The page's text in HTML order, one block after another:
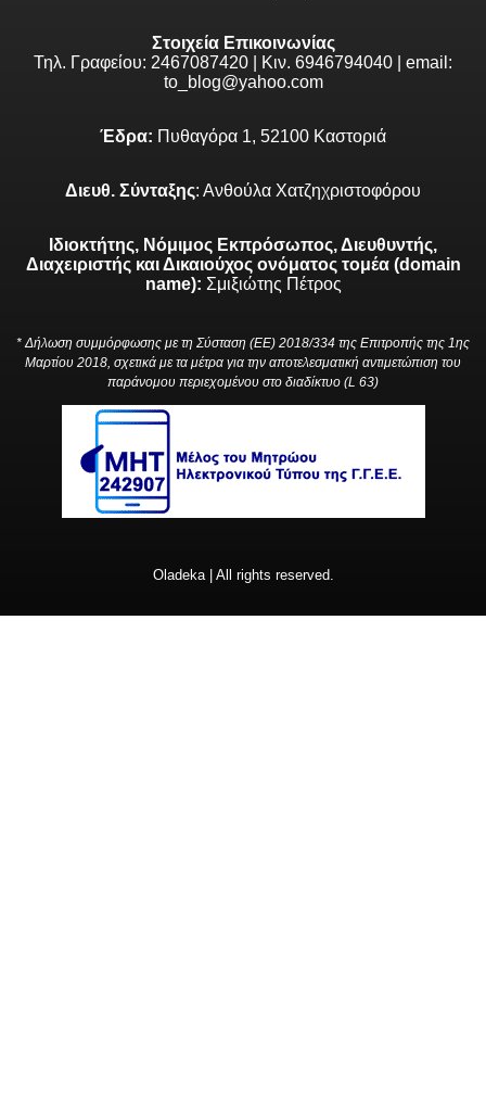
Στοιχεία Επικοινωνίας
Τηλ. Γραφείου: 2467087420 | Κιν. 6946794040 | email:
to_blog@yahoo.com
Έδρα: Πυθαγόρα 1, 52100 Καστοριά
Διευθ. Σύνταξης: Ανθούλα Χατζηχριστοφόρου
Ιδιοκτήτης, Νόμιμος Εκπρόσωπος, Διευθυντής,
Διαχειριστής και Δικαιούχος ονόματος τομέα (domain
name): Σμιξιώτης Πέτρος
* Δήλωση συμμόρφωσης με τη Σύσταση (ΕΕ) 2018/334 της Επιτροπής της 1ης
Μαρτίου 2018, σχετικά με τα μέτρα για την αποτελεσματική αντιμετώπιση του
παράνομου περιεχομένου στο διαδίκτυο (L 63)
Oladeka | All rights reserved.